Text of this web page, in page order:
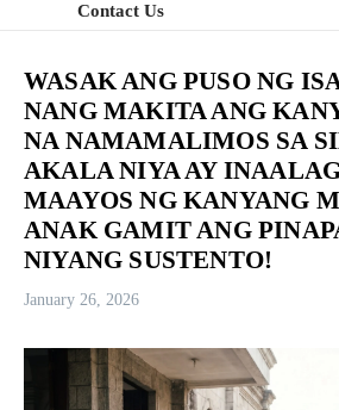
Contact Us
WASAK ANG PUSO NG
NANG MAKITA ANG
NA NAMAMALIMOS SA
AKALA NIYA AY
MAAYOS NG KANYANG
ANAK GAMIT ANG
NIYANG SUSTENTO!
January 26, 2026